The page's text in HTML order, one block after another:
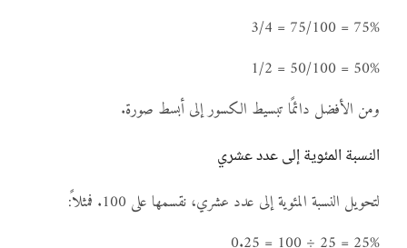
75% = 75/100 = 3/4
50% = 50/100 = 1/2
ومن الأفضل دائمًا تبسيط الكسور إلى أبسط صورة.
النسبة المئوية إلى عدد عشري
لتحويل النسبة المئوية إلى عدد عشري، نقسمها على 100. فمثلاً: